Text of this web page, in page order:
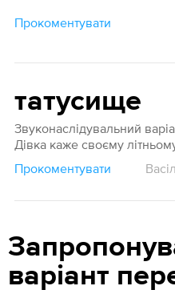
Прокоментувати
татусище
Звуконаслідувальний
Дівка каже своєму
Прокоментувати
варіант